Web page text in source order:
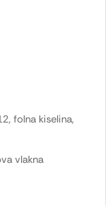
folna kiselina,
vlakna